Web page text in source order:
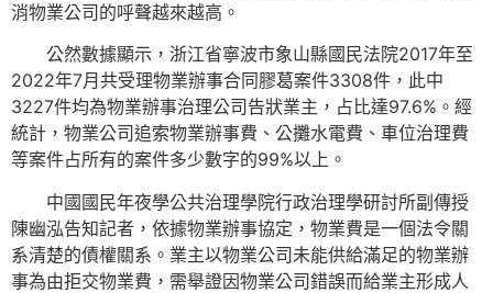
消物業公司的呼聲越來越高。
公然數據顯示，浙江省寧波市象山縣國民法院2017年至
2022年7月共受理物業辦事合同膠葛案件3308件，此中
3227件均為物業辦事治理公司告狀業主，占比達97.6%。經
統計，物業公司追索物業辦事費、公攤水電費、車位治理費
等案件占所有的案件多少數字的99%以上。
中國國民年夜學公共治理學院行政治理學研討所副傳授
陳幽泓告知記者，依據物業辦事協定，物業費是一個法令關
系清楚的債權關系。業主以物業公司未能供給滿足的物業辦
事為由拒交物業費，需舉證因物業公司錯誤而給業主形成人